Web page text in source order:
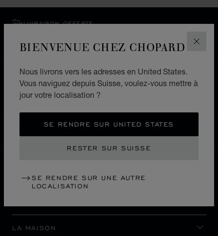
BIENVENUE CHEZ CHOPARD
Nous livrons vers les adresses en United States.
Vous naviguez depuis Suisse, voulez-vous mettre à
jour votre localisation ?
SE RENDRE SUR UNITED STATES
RESTER SUR SUISSE
SE RENDRE SUR UNE AUTRE
LOCALISATION
LIVRAISON OFFERTE
RETOURS & ÉCHANGES
TOUTES LES BOUTIQUES
LOCALISATION (CHANGER DE PAYS)
CHANGER DE PAYS
NOUS CONTACTER
LA MAISON